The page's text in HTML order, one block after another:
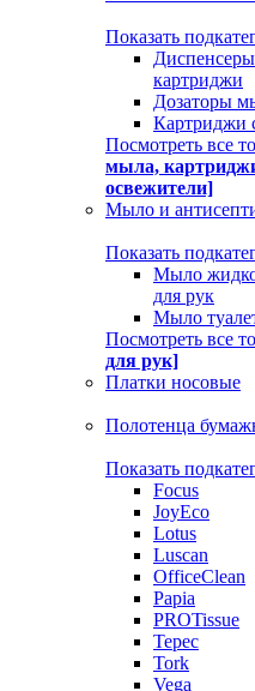
Показать
Диспенсеры
картриджи
Дозаторы
Картриджи
Посмотреть все
мыла,
освежители]
Мыло и
Показать
Мыло
для рук
Мыло
Посмотреть все
для рук]
Платки носовые
Полотенца
Показать
Focus
JoyEco
Lotus
Luscan
OfficeClean
Papia
PROTissue
Tepec
Tork
Vega